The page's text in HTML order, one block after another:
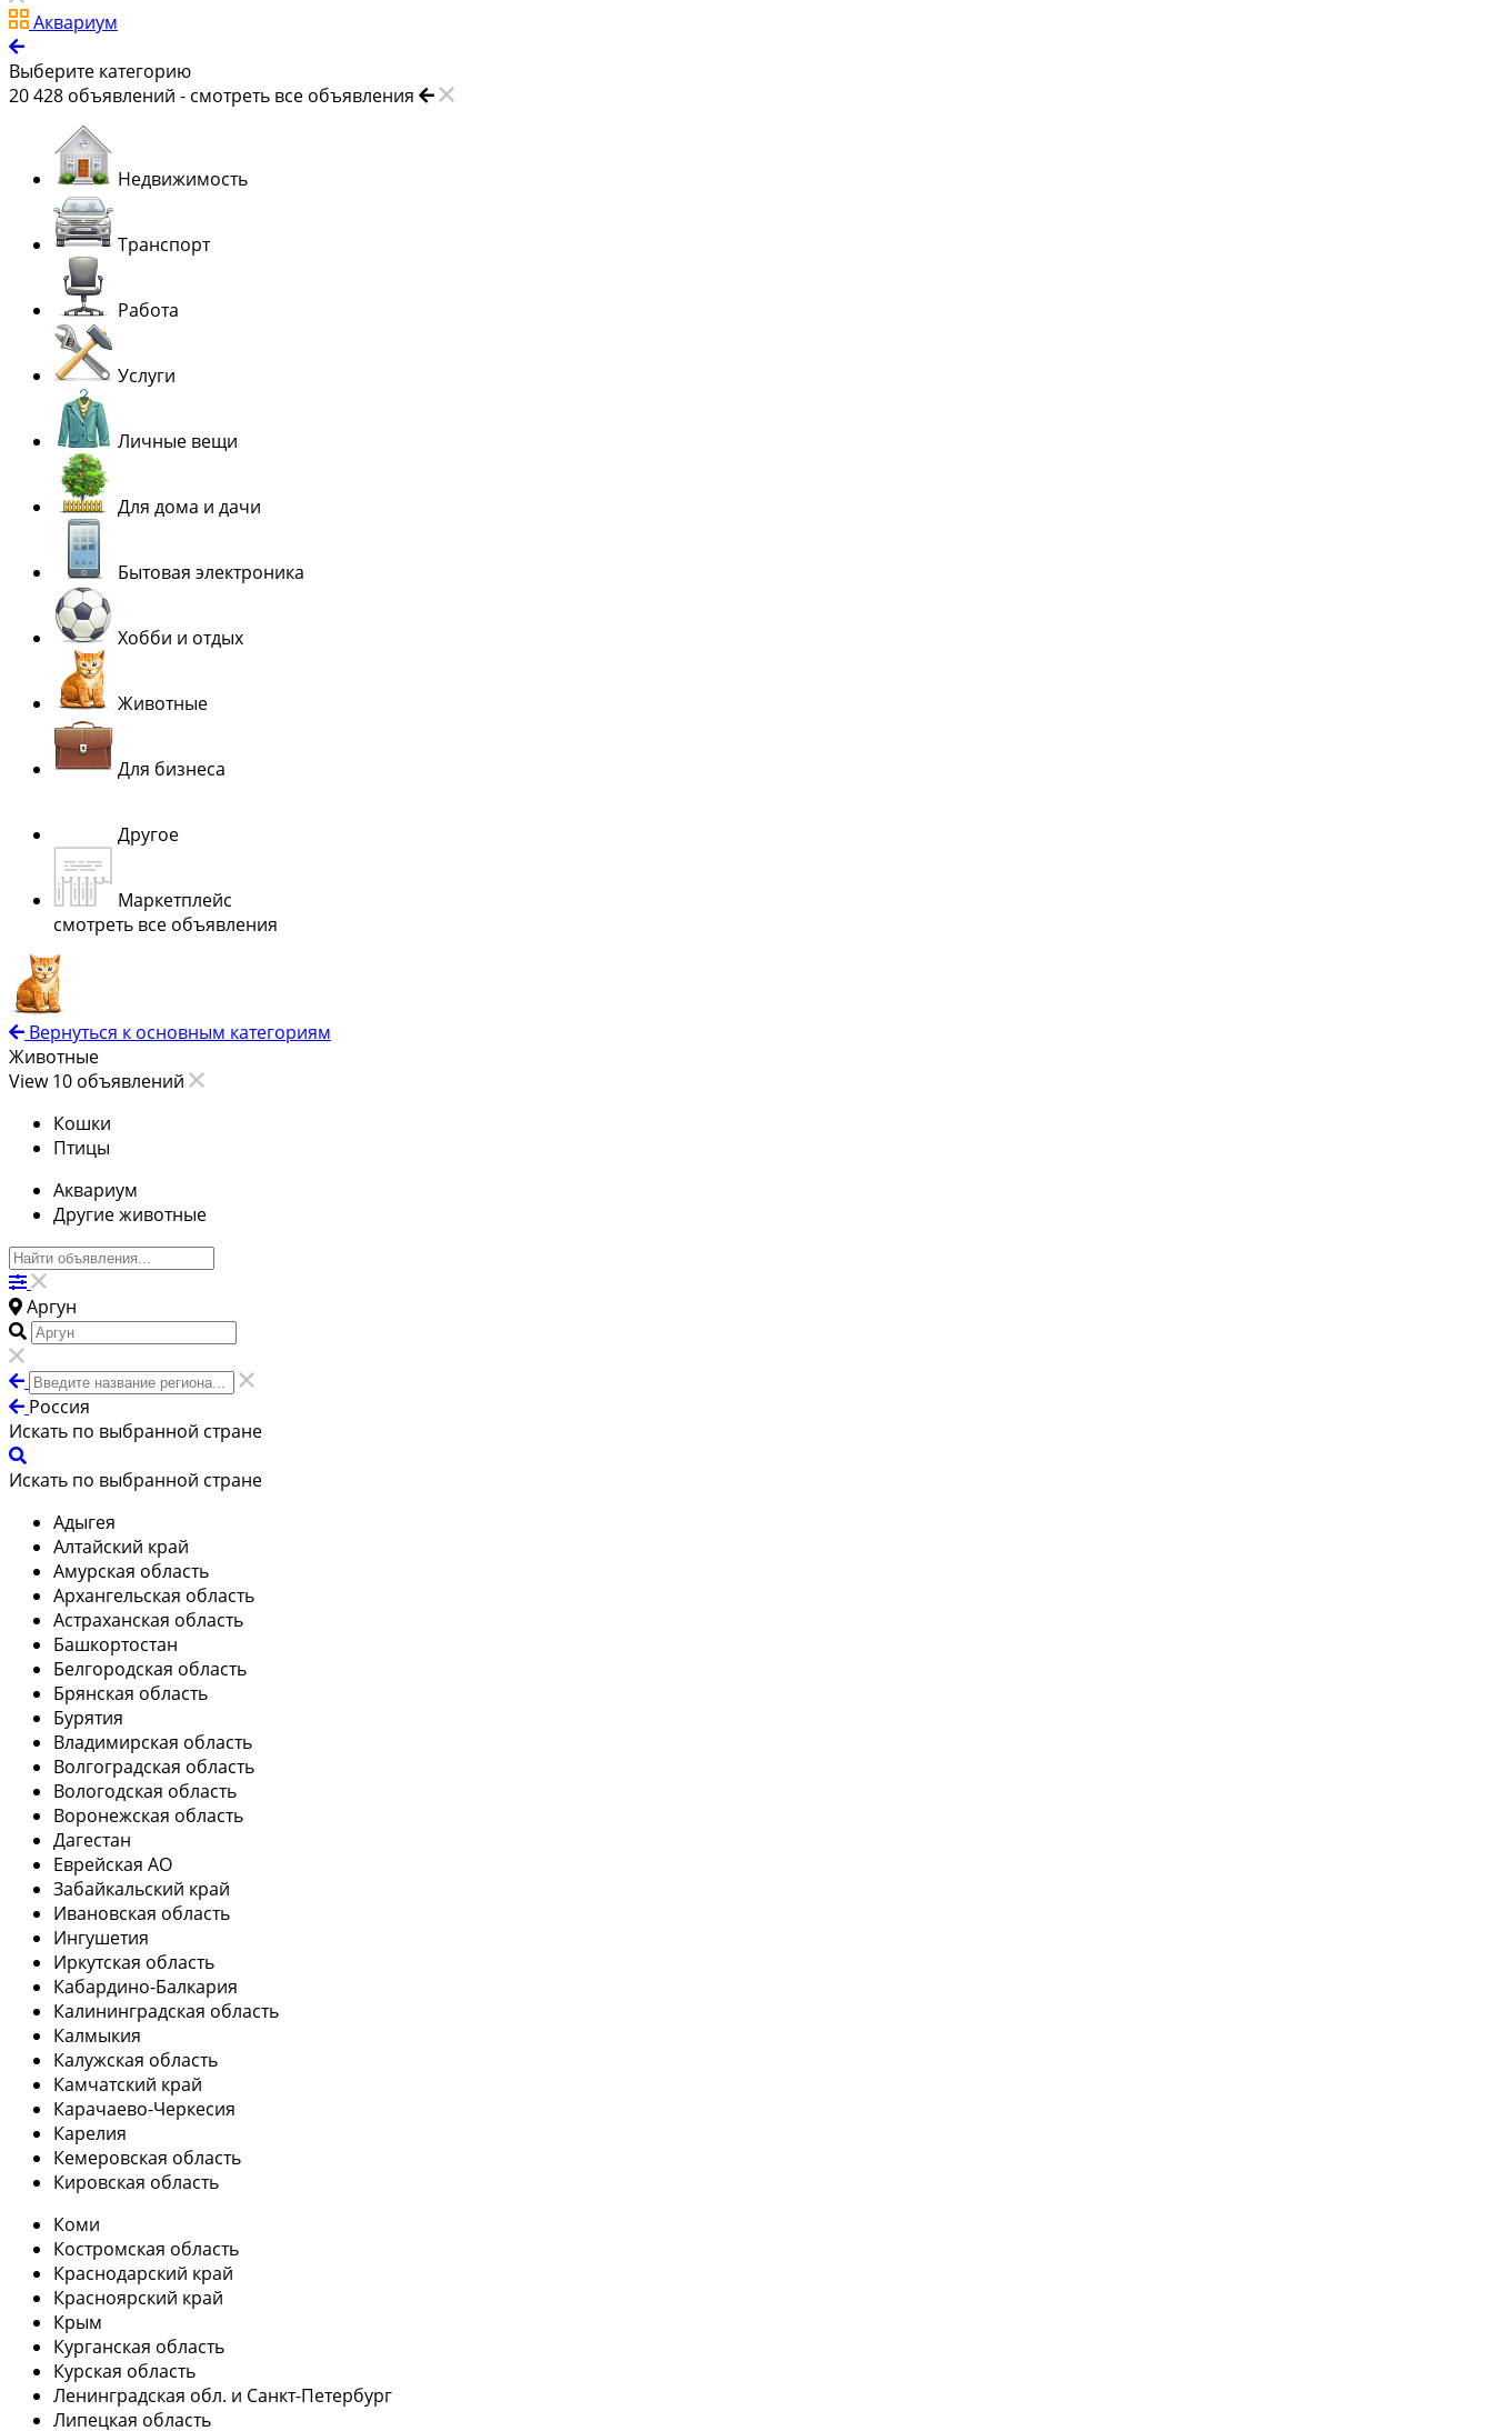
Аквариум
Выберите категорию
20 428 объявлений - смотреть все объявления
Недвижимость
Транспорт
Работа
Услуги
Личные вещи
Для дома и дачи
Бытовая электроника
Хобби и отдых
Животные
Для бизнеса
Другое
Маркетплейс
смотреть все объявления
Вернуться к основным категориям
Животные
View 10 объявлений
Кошки
Птицы
Аквариум
Другие животные
Аргун
Россия
Искать по выбранной стране
Искать по выбранной стране
Адыгея
Алтайский край
Амурская область
Архангельская область
Астраханская область
Башкортостан
Белгородская область
Брянская область
Бурятия
Владимирская область
Волгоградская область
Вологодская область
Воронежская область
Дагестан
Еврейская АО
Забайкальский край
Ивановская область
Ингушетия
Иркутская область
Кабардино-Балкария
Калининградская область
Калмыкия
Калужская область
Камчатский край
Карачаево-Черкесия
Карелия
Кемеровская область
Кировская область
Коми
Костромская область
Краснодарский край
Красноярский край
Крым
Курганская область
Курская область
Ленинградская обл. и Санкт-Петербург
Липецкая область